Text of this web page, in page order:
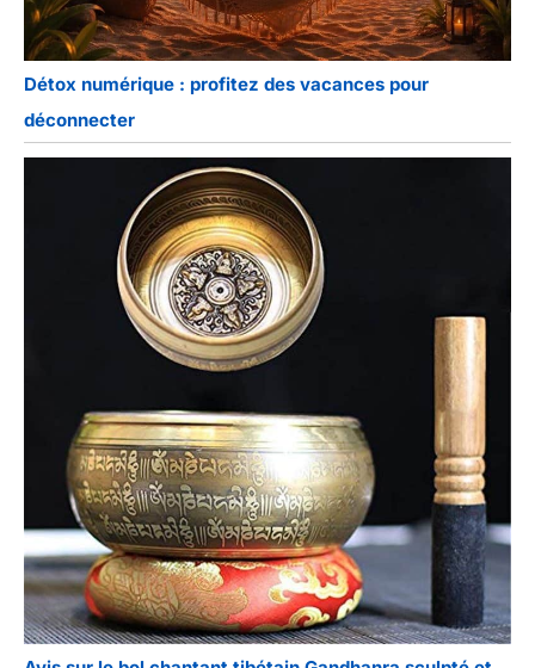
Détox numérique : profitez des vacances pour
déconnecter